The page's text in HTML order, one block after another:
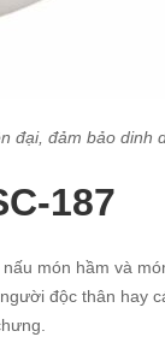
đại, đảm bảo dinh
187
món hầm và
độc thân hay